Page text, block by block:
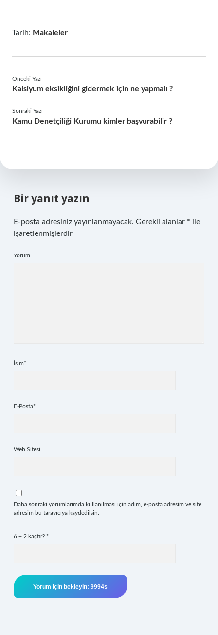
Tarih: Makaleler
Önceki Yazı
Kalsiyum eksikliğini gidermek için ne yapmalı ?
Sonraki Yazı
Kamu Denetçiliği Kurumu kimler başvurabilir ?
Bir yanıt yazın
E-posta adresiniz yayınlanmayacak. Gerekli alanlar * ile
işaretlenmişlerdir
Yorum
İsim*
E-Posta*
Web Sitesi
Daha sonraki yorumlarımda kullanılması için adım, e-posta adresim ve site
adresim bu tarayıcıya kaydedilsin.
6 + 2 kaçtır? *